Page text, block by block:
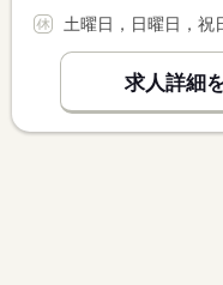
土曜日，日曜日，祝
求人詳細